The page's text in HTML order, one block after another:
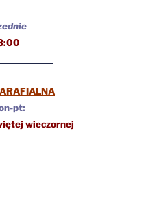
pt:
wieczornej